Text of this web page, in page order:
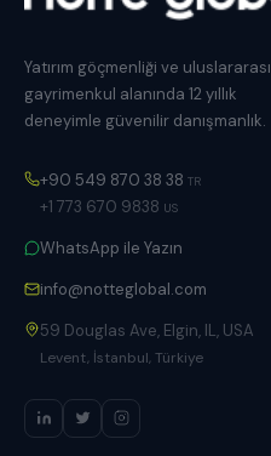
Yatırım göçmenliği ve uluslararası
gayrimenkul alanında 12 yıllık
deneyimle güvenilir danışmanlık.
+90 549 870 38 38 TR
+1 773 670 9838 US
WhatsApp ile Yazın
info@notteglobal.com
59 Douglas Ave, Elgin, IL, USA
Levent, İstanbul, Türkiye